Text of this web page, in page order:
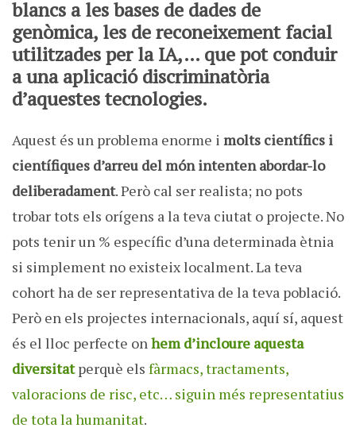
blancs a les bases de dades de
genòmica, les de reconeixement facial
utilitzades per la IA,… que pot conduir
a una aplicació discriminatòria
d’aquestes tecnologies.
Aquest és un problema enorme i molts científics i
científiques d’arreu del món intenten abordar-lo
deliberadament. Però cal ser realista; no pots
trobar tots els orígens a la teva ciutat o projecte. No
pots tenir un % específic d’una determinada ètnia
si simplement no existeix localment. La teva
cohort ha de ser representativa de la teva població.
Però en els projectes internacionals, aquí sí, aquest
és el lloc perfecte onhem d’incloure aquesta
diversitatperquè els fàrmacs, tractaments,
valoracions de risc, etc… siguin més representatius
de tota la humanitat.